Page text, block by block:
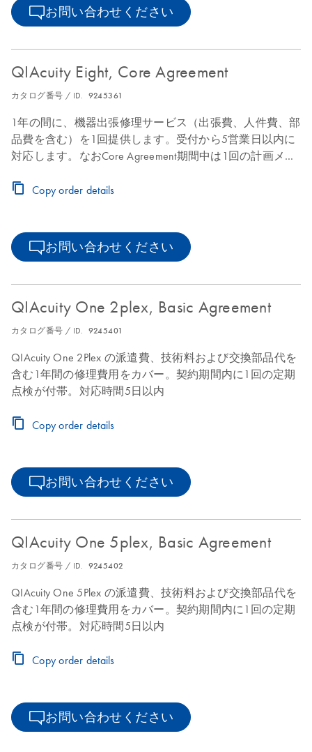
お問い合わせください
QIAcuity Eight, Core Agreement
カタログ番号 / ID. 9245361
1年の間に、機器出張修理サービス（出張費、人件費、部
品費を含む）を1回提供します。受付から5営業日以内に
対応します。なおCore Agreement期間中は1回の計画メン
Copy order details
お問い合わせください
QIAcuity One 2plex, Basic Agreement
カタログ番号 / ID. 9245401
QIAcuity One 2Plex の派遣費、技術料および交換部品代を
含む1年間の修理費用をカバー。契約期間内に1回の定期
点検が付帯。対応時間5日以内
Copy order details
お問い合わせください
QIAcuity One 5plex, Basic Agreement
カタログ番号 / ID. 9245402
QIAcuity One 5Plex の派遣費、技術料および交換部品代を
含む1年間の修理費用をカバー。契約期間内に1回の定期
点検が付帯。対応時間5日以内
Copy order details
お問い合わせください